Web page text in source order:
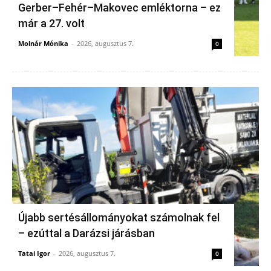
Gerber–Fehér–Makovec emléktorna – ez
már a 27. volt
Molnár Mónika - 2026, augusztus 7. 0
Újabb sertésállományokat számolnak fel
– ezúttal a Darázsi járásban
Tatai Igor - 2026, augusztus 7. 0